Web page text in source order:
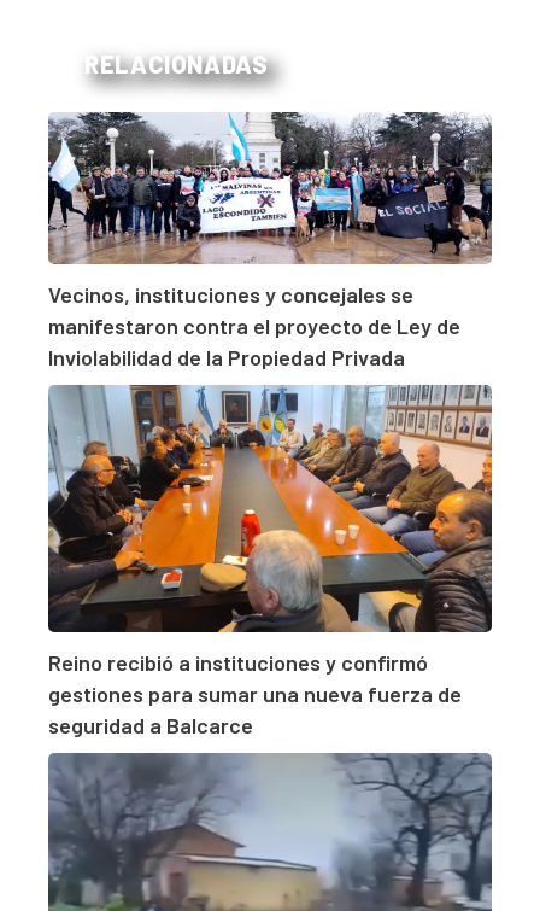
RELACIONADAS
Vecinos, instituciones y concejales se
manifestaron contra el proyecto de Ley de
Inviolabilidad de la Propiedad Privada
Reino recibió a instituciones y confirmó
gestiones para sumar una nueva fuerza de
seguridad a Balcarce